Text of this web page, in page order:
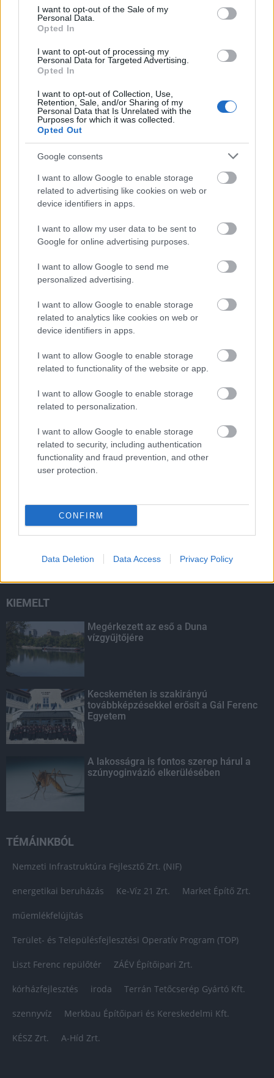
consent section.
I want to opt-out of the Sale of my
Personal Data.
Opted In
I want to opt-out of processing my
Personal Data for Targeted Advertising.
Opted In
I want to opt-out of Collection, Use,
Retention, Sale, and/or Sharing of my
Personal Data that Is Unrelated with the
Purposes for which it was collected.
Opted Out
Google consents
I want to allow Google to enable storage
related to advertising like cookies on web or
device identifiers in apps.
I want to allow my user data to be sent to
Google for online advertising purposes.
I want to allow Google to send me
personalized advertising.
I want to allow Google to enable storage
related to analytics like cookies on web or
device identifiers in apps.
I want to allow Google to enable storage
related to functionality of the website or app.
I want to allow Google to enable storage
related to personalization.
I want to allow Google to enable storage
related to security, including authentication
functionality and fraud prevention, and other
user protection.
CONFIRM
Data Deletion Data Access Privacy Policy
Aktuális
árnyékában?
másodfokúra csökken a riasztás
HIRDETÉS
HIRDETÉS
HIRDETÉS
LEGOLVASOTTABB
Paks II.: Mit jelent az 5. blokk új
mérföldköve a felülvizsgálat
árnyékában?
Fontos a postaládákba költöző
széncinegék védelme
Amire többmillióan vártunk: szombattól
másodfokúra csökken a riasztás
KIEMELT
Megérkezett az eső a Duna
vízgyűjtőjére
Kecskeméten is szakirányú
továbbképzésekkel erősít a Gál Ferenc
Egyetem
A lakosságra is fontos szerep hárul a
szúnyoginvázió elkerülésében
TÉMÁINKBÓL
Nemzeti Infrastruktúra Fejlesztő Zrt. (NIF)
energetikai beruházás Ke-Víz 21 Zrt. Market Építő Zrt.
műemlékfelújítás
Terület- és Településfejlesztési Operatív Program (TOP)
Liszt Ferenc repülőtér ZÁÉV Építőipari Zrt.
kórházfejlesztés iroda Terrán Tetőcserép Gyártó Kft.
szennyvíz Merkbau Építőipari és Kereskedelmi Kft.
KÉSZ Zrt. A-Híd Zrt.